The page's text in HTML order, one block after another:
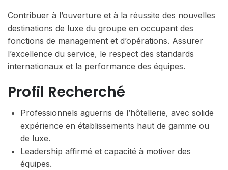
Contribuer à l’ouverture et à la réussite des nouvelles
destinations de luxe du groupe en occupant des
fonctions de management et d’opérations. Assurer
l’excellence du service, le respect des standards
internationaux et la performance des équipes.
Profil Recherché
Professionnels aguerris de l’hôtellerie, avec solide
expérience en établissements haut de gamme ou
de luxe.
Leadership affirmé et capacité à motiver des
équipes.